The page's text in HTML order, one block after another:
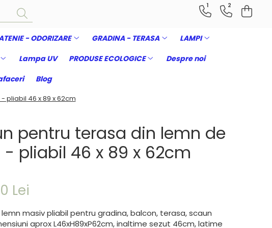
1 2
- ODORIZARE GRADINA - TERASA
LAMPI
Lampa UV PRODUSE ECOLOGICE
Despre noi
Blog
pliabil 46 x 89 x 62cm
pentru terasa din lemn de
- pliabil 46 x 89 x 62cm
Lei
lemn masiv pliabil pentru gradina, balcon, terasa, scaun
aprox L46xH89xP62cm, inaltime sezut 46cm, latime